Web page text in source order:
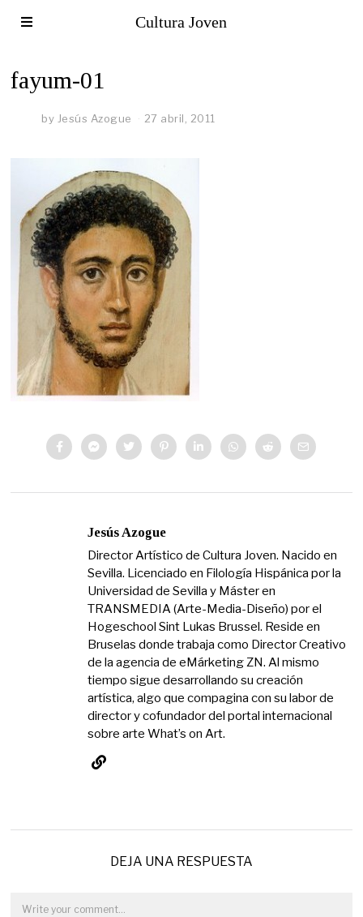
Cultura Joven
fayum-01
by Jesús Azogue 27 abril, 2011
Jesús Azogue
Director Artístico de Cultura Joven. Nacido en
Sevilla. Licenciado en Filología Hispánica por la
Universidad de Sevilla y Máster en
TRANSMEDIA (Arte-Media-Diseño) por el
Hogeschool Sint Lukas Brussel. Reside en
Bruselas donde trabaja como Director Creativo
de la agencia de eMárketing ZN. Al mismo
tiempo sigue desarrollando su creación
artística, algo que compagina con su labor de
director y cofundador del portal internacional
sobre arte What’s on Art.
DEJA UNA RESPUESTA